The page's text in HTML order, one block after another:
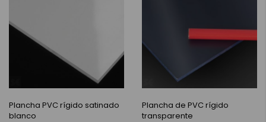
Plancha PVC rígido satinado
blanco
Plancha de PVC rígido
transparente